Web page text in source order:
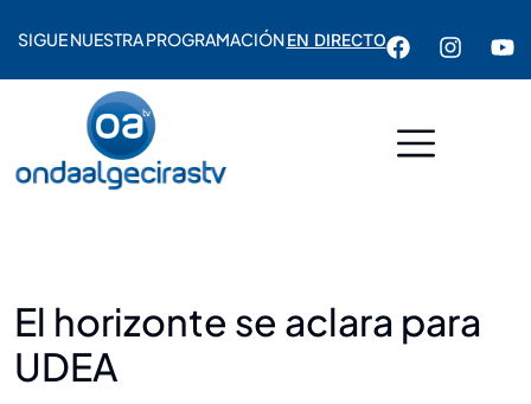
SIGUE NUESTRA PROGRAMACIÓNEN DIRECTO
El horizonte se aclara para
UDEA